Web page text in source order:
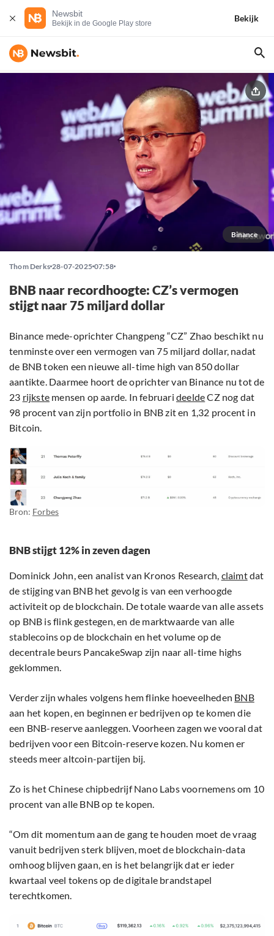
Newsbit
Bekijk in de Google Play store
Bekijk
Binance
Thom Derks 28-07-2025 07:58
BNB naar recordhoogte: CZ’s vermogen
stijgt naar 75 miljard dollar
Binance mede-oprichter Changpeng “CZ” Zhao beschikt nu
tenminste over een vermogen van 75 miljard dollar, nadat
de BNB token een nieuwe all-time high van 850 dollar
aantikte. Daarmee hoort de oprichter van Binance nu tot de
23 rijkste mensen op aarde. In februarideeldeCZ nog dat
98 procent van zijn portfolio in BNB zit en 1,32 procent in
Bitcoin.
Bron: Forbes
BNB stijgt 12% in zeven dagen
Dominick John, een analist van Kronos Research, claimtdat
de stijging van BNB het gevolg is van een verhoogde
activiteit op de blockchain. De totale waarde van alle assets
op BNB is flink gestegen, en de marktwaarde van alle
stablecoins op de blockchain en het volume op de
decentrale beurs PancakeSwap zijn naar all-time highs
geklommen.
Verder zijn whales volgens hem flinke hoeveelheden BNB
aan het kopen, en beginnen er bedrijven op te komen die
een BNB-reserve aanleggen. Voorheen zagen we vooral dat
bedrijven voor een Bitcoin-reserve kozen. Nu komen er
steeds meer altcoin-partijen bij.
Zo is het Chinese chipbedrijf Nano Labs voornemens om 10
procent van alle BNB op te kopen.
“Om dit momentum aan de gang te houden moet de vraag
vanuit bedrijven sterk blijven, moet de blockchain-data
omhoog blijven gaan, en is het belangrijk dat er ieder
kwartaal veel tokens op de digitale brandstapel
terechtkomen.